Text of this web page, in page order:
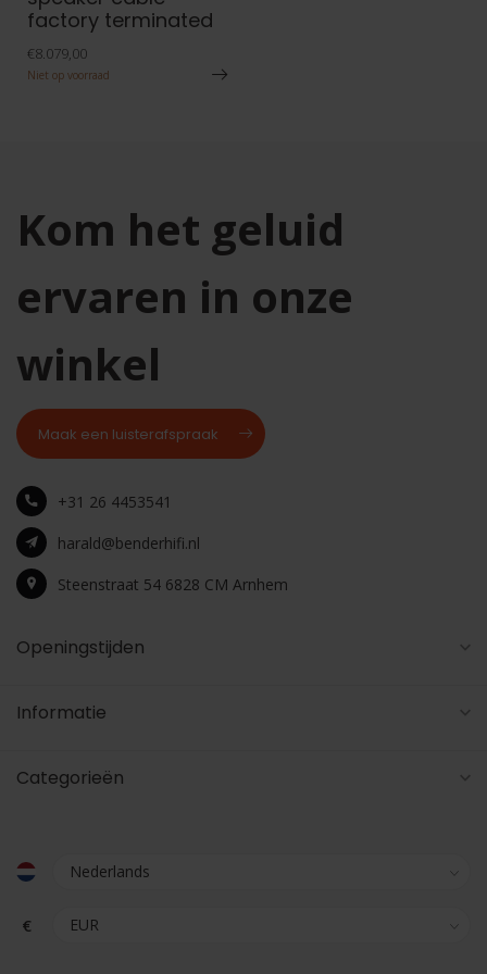
factory terminated
€8.079,00
Niet op voorraad
Kom het geluid
ervaren in onze
winkel
Maak een luisterafspraak
+31 26 4453541
harald@benderhifi.nl
Steenstraat 54 6828 CM Arnhem
Openingstijden
Informatie
Categorieën
€